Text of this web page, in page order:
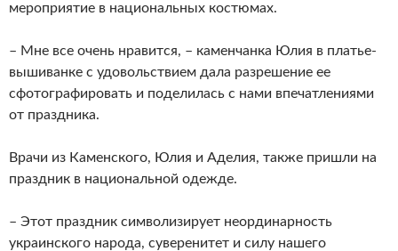
мероприятие в национальных костюмах.
– Мне все очень нравится, – каменчанка Юлия в платье-
вышиванке с удовольствием дала разрешение ее
сфотографировать и поделилась с нами впечатлениями
от праздника.
Врачи из Каменского, Юлия и Аделия, также пришли на
праздник в национальной одежде.
– Этот праздник символизирует неординарность
украинского народа, суверенитет и силу нашего